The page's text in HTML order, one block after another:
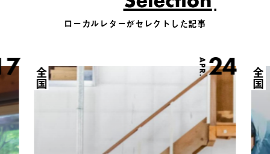
ローカルレターがセレクトした記事
APR.24
全国 全国